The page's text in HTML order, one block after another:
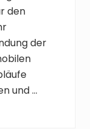
den
der
und …